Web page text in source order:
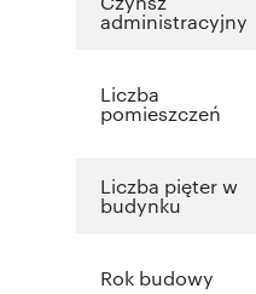
administracyjny
Liczba
pomieszczeń
Liczba pięter w
budynku
Rok budowy